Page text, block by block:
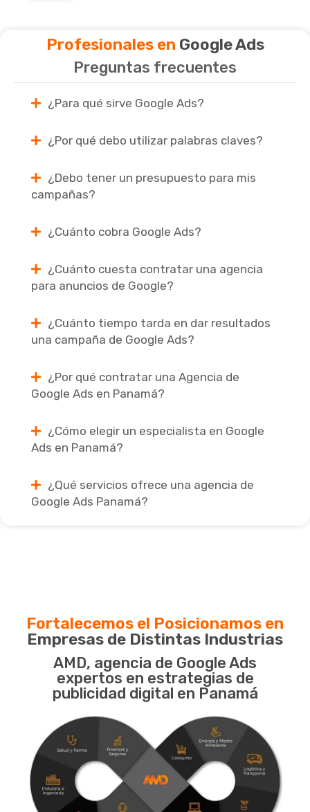
Profesionales en Google Ads
Preguntas frecuentes
¿Para qué sirve Google Ads?
¿Por qué debo utilizar palabras claves?
¿Debo tener un presupuesto para mis
campañas?
¿Cuánto cobra Google Ads?
¿Cuánto cuesta contratar una agencia
para anuncios de Google?
¿Cuánto tiempo tarda en dar resultados
una campaña de Google Ads?
¿Por qué contratar una Agencia de
Google Ads en Panamá?
¿Cómo elegir un especialista en Google
Ads en Panamá?
¿Qué servicios ofrece una agencia de
Google Ads Panamá?
Fortalecemos el Posicionamos en
Empresas de Distintas Industrias
AMD, agencia de Google Ads
expertos en estrategias de
publicidad digital en Panamá